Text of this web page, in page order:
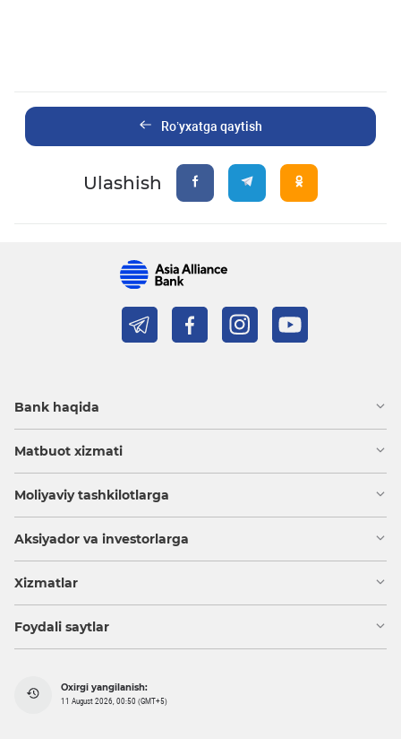
Ro’yxatga qaytish
Ulashish
Bank haqida
Matbuot xizmati
Moliyaviy tashkilotlarga
Aksiyador va investorlarga
Xizmatlar
Foydali saytlar
Oxirgi yangilanish:
11 August 2026, 00:50 (GMT+5)